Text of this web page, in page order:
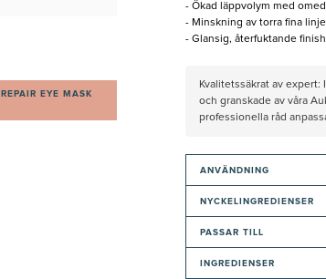
EYE MASK
- Ökad läppvolym med
- Minskning av torra fina
- Glansig, återfuktande
Kvalitetssäkrat av
och granskade av våra
professionella råd
ANVÄNDNING
NYCKELINGREDIENSER
PASSAR TILL
INGREDIENSER